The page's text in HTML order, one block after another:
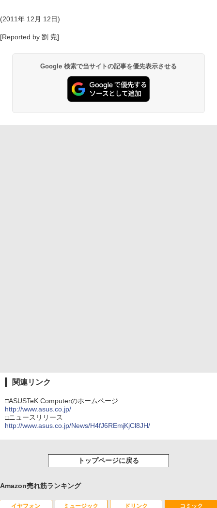
(2011年 12月 12日)
[Reported by 劉 尭]
Google 検索で当サイトの記事を優先表示させる
関連リンク
□ASUSTeK Computerのホームページ
http://www.asus.co.jp/
□ニュースリリース
http://www.asus.co.jp/News/H4fJ6REmjKjCl8JH/
トップページに戻る
Amazon売れ筋ランキング
イヤフォン ミュージック ドリンク コミック